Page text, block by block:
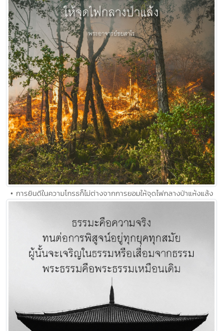
• การยินดีในความโกรธก็ไม่ต่างจากการยอมให้จุดไฟกลางป่าแห้งแล้ง